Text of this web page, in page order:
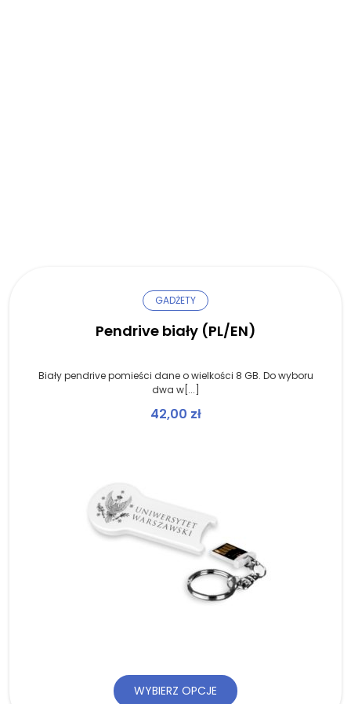
GADŻETY
Pendrive biały (PL/EN)
Biały pendrive pomieści dane o wielkości 8 GB. Do wyboru
dwa w[...]
42,00 zł
WYBIERZ OPCJE